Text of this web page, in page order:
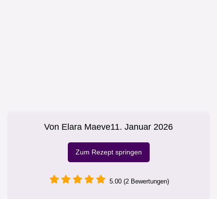
Von Elara Maeve11. Januar 2026
Zum Rezept springen
5.00 (2 Bewertungen)